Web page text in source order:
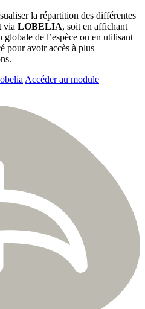
la répartition des différentes
via LOBELIA, soit en affichant
de l’espèce ou en utilisant
pour avoir accès à plus
Accéder au module